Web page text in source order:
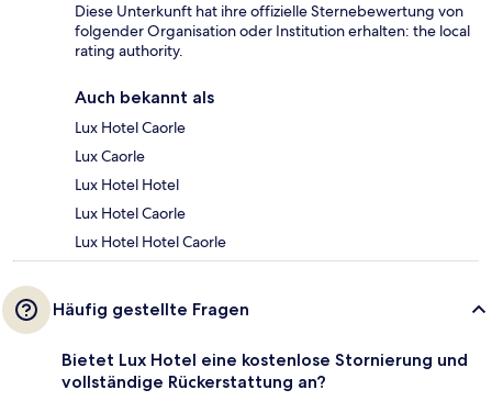
Diese Unterkunft hat ihre offizielle Sternebewertung von
folgender Organisation oder Institution erhalten: the local
rating authority.
Auch bekannt als
Lux Hotel Caorle
Lux Caorle
Lux Hotel Hotel
Lux Hotel Caorle
Lux Hotel Hotel Caorle
Häufig gestellte Fragen
Bietet Lux Hotel eine kostenlose Stornierung und
vollständige Rückerstattung an?